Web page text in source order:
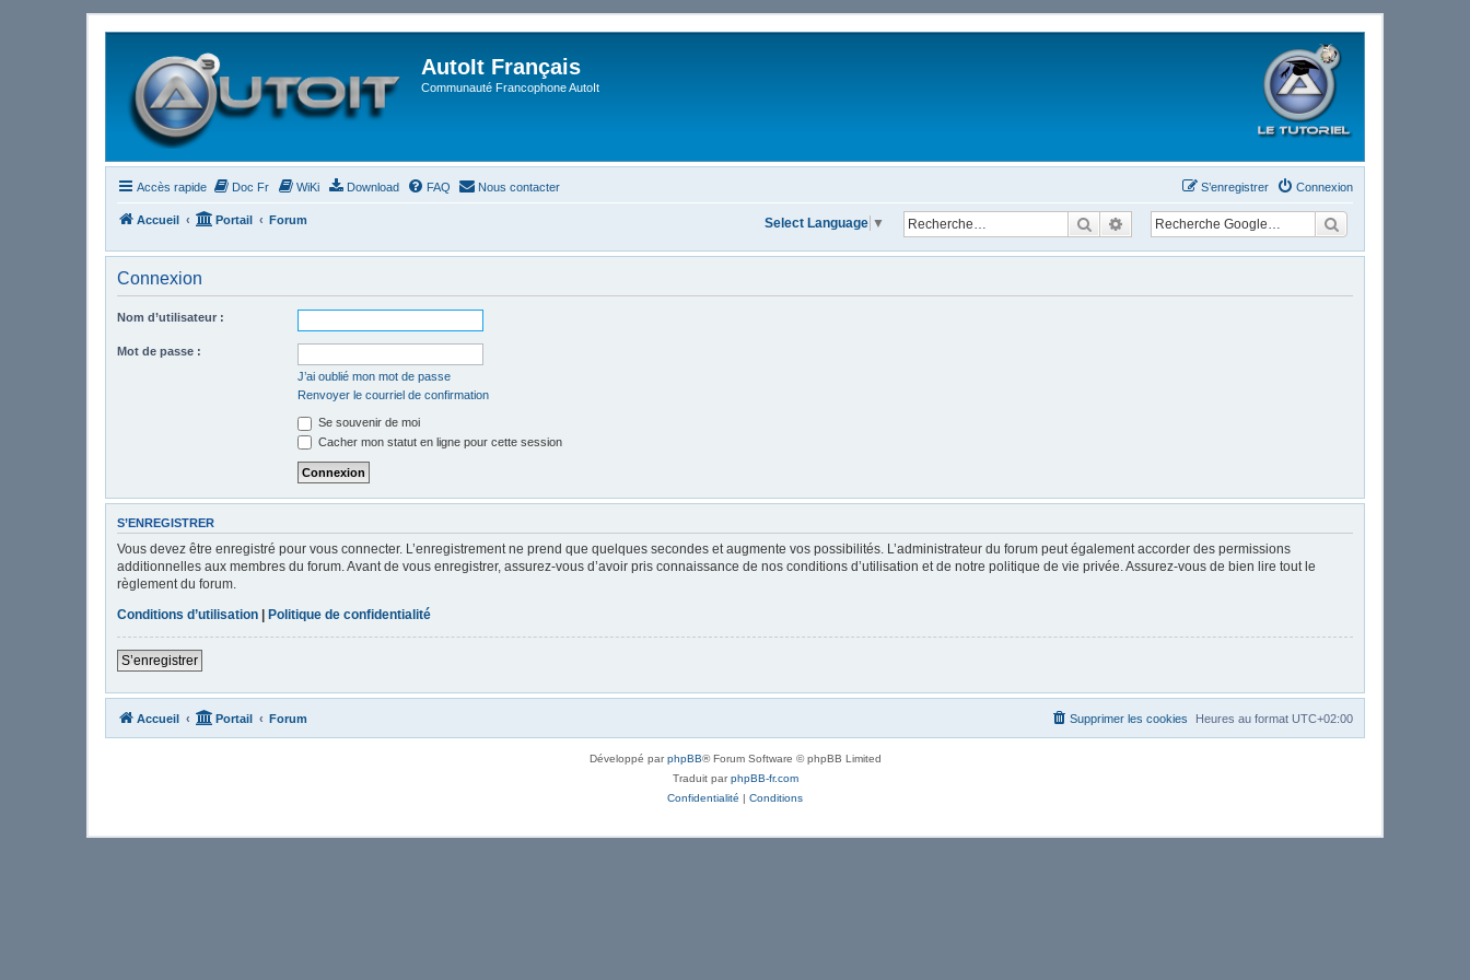
AutoIt Français
Communauté Francophone AutoIt
Accès rapide Doc Fr WiKi Download FAQ Nous contacter Connexion
S’enregistrer
Accueil Portail Forum RechercherRecherche avancée
Select Language ▼
Connexion
Nom d’utilisateur :
Mot de passe :
J’ai oublié mon mot de passe
Renvoyer le courriel de confirmation
Se souvenir de moi
Cacher mon statut en ligne pour cette session
S’ENREGISTRER
Vous devez être enregistré pour vous connecter. L’enregistrement ne prend que quelques secondes et augmente vos possibilités. L’administrateur du forum peut également accorder des permissions
additionnelles aux membres du forum. Avant de vous enregistrer, assurez-vous d’avoir pris connaissance de nos conditions d’utilisation et de notre politique de vie privée. Assurez-vous de bien lire tout le
règlement du forum.
Conditions d’utilisation | Politique de confidentialité
S’enregistrer
Accueil Portail Forum Heures au format UTC+02:00
Supprimer les cookies
Développé parphpBB® Forum Software © phpBB Limited
Traduit parphpBB-fr.com
Confidentialité | Conditions